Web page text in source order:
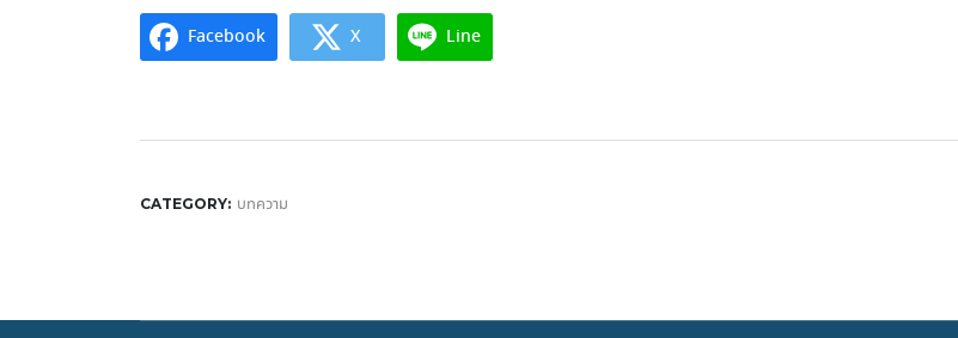
Facebook X Line
CATEGORY: บทความ